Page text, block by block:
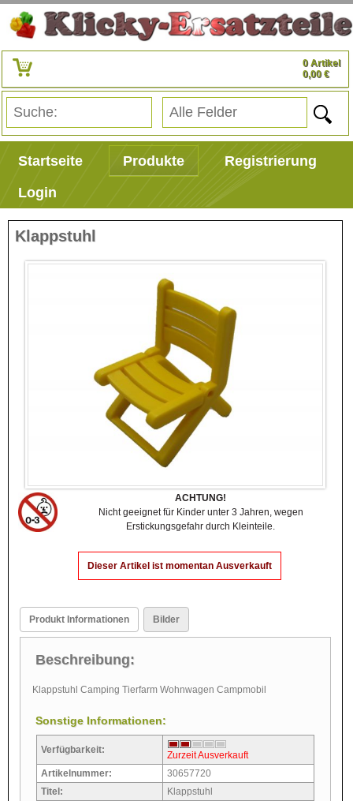
0 Artikel
0,00 €
Startseite Produkte
Registrierung
Login
Klappstuhl
ACHTUNG!
Nicht geeignet für Kinder unter 3 Jahren, wegen
Erstickungsgefahr durch Kleinteile.
Dieser Artikel ist momentan Ausverkauft
Produkt Informationen Bilder
Beschreibung:
Klappstuhl Camping Tierfarm Wohnwagen Campmobil
Sonstige Informationen:
Verfügbarkeit:
Zurzeit Ausverkauft
Artikelnummer:
30657720
Titel:
Klappstuhl